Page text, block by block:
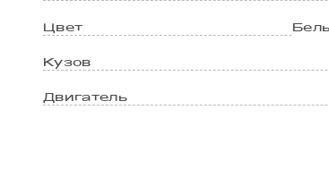
Цвет
Кузов
Двигатель